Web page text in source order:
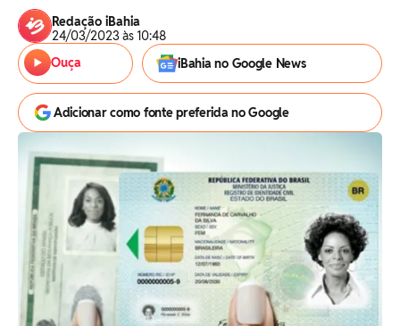
Redação iBahia
24/03/2023 às 10:48
Ouça
iBahia no Google News
Adicionar como fonte preferida no Google